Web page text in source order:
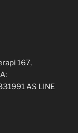
167,
AS LINE